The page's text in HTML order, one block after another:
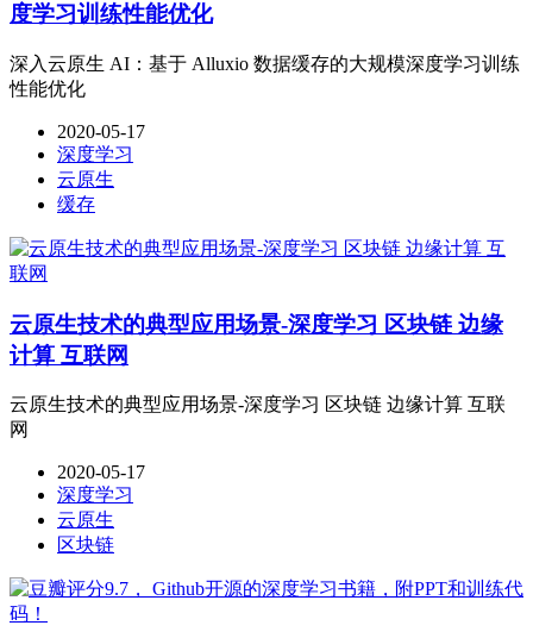
度学习训练性能优化
深入云原生 AI：基于 Alluxio 数据缓存的大规模深度学习训练
性能优化
2020-05-17
深度学习
云原生
缓存
云原生技术的典型应用场景-深度学习 区块链 边缘
计算 互联网
云原生技术的典型应用场景-深度学习 区块链 边缘计算 互联
网
2020-05-17
深度学习
云原生
区块链